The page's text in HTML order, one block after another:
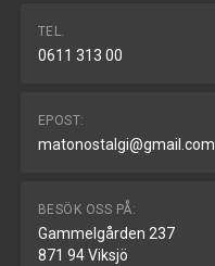
TEL.
0611 313 00
EPOST:
matonostalgi@gmail.com
BESÖK OSS PÅ:
Gammelgården 237
871 94 Viksjö